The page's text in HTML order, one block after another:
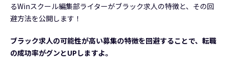
るWinスクール編集部ライターがブラック求人の特徴と、その回
避方法を公開します！
ブラック求人の可能性が高い募集の特徴を回避することで、転職
の成功率がグンとUPしますよ。